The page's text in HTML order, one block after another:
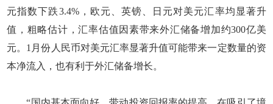
元指数下跌3.4%，欧元、英镑、日元对美元汇率均显著升
值，粗略估计，汇率估值因素带来外汇储备增加约300亿美
元。1月份人民币对美元汇率显著升值可能带来一定数量的资
本净流入，也有利于外汇储备增长。